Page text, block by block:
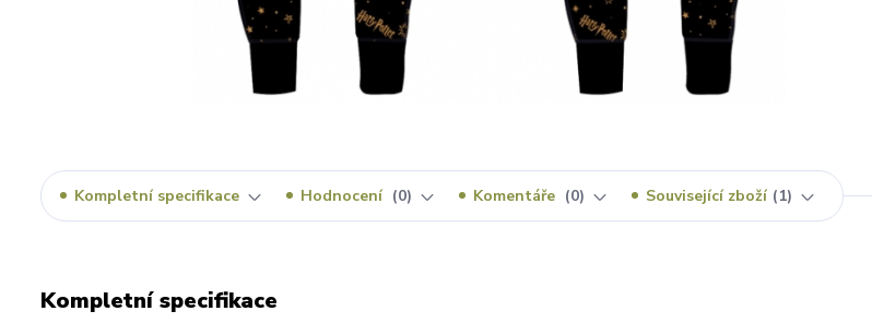
Kompletní specifikace Hodnocení 0 Komentáře 0 Související zboží 1
Kompletní specifikace